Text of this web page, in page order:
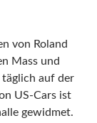
von Roland
Mass und
täglich auf der
US-Cars ist
gewidmet.